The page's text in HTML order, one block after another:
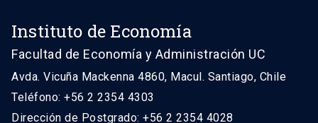
Instituto de Economía
Facultad de Economía y Administración UC
Avda. Vicuña Mackenna 4860, Macul. Santiago, Chile
Teléfono: +56 2 2354 4303
Dirección de Postgrado: +56 2 2354 4028